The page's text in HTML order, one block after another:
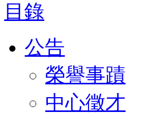
目錄
公告
榮譽事蹟
中心徵才